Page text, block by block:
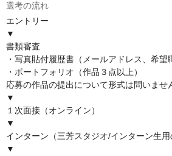
選考の流れ
エントリー
▼
書類審査
・写真貼付履歴書（メールアドレス、希望
・ポートフォリオ（作品３点以上）
応募の作品の提出について形式は問いませ
▼
１次面接（オンライン）
▼
インターン（三芳スタジオ/インターン生用
▼